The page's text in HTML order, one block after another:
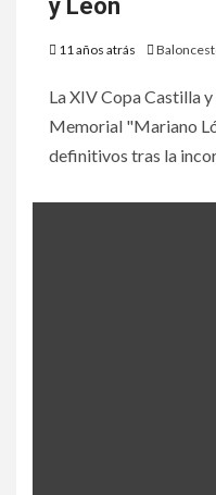
y León
11 años atrás
La XIV Copa Castilla
Memorial "Mariano
definitivos tras la